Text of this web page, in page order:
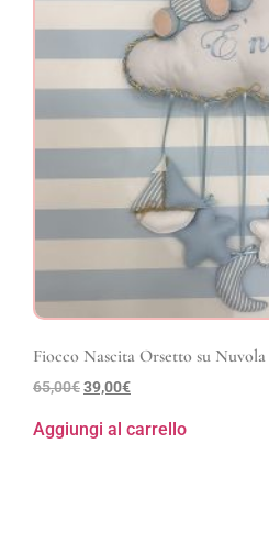
Fiocco Nascita Orsetto su Nuvola
65,00€39,00€
Aggiungi al carrello